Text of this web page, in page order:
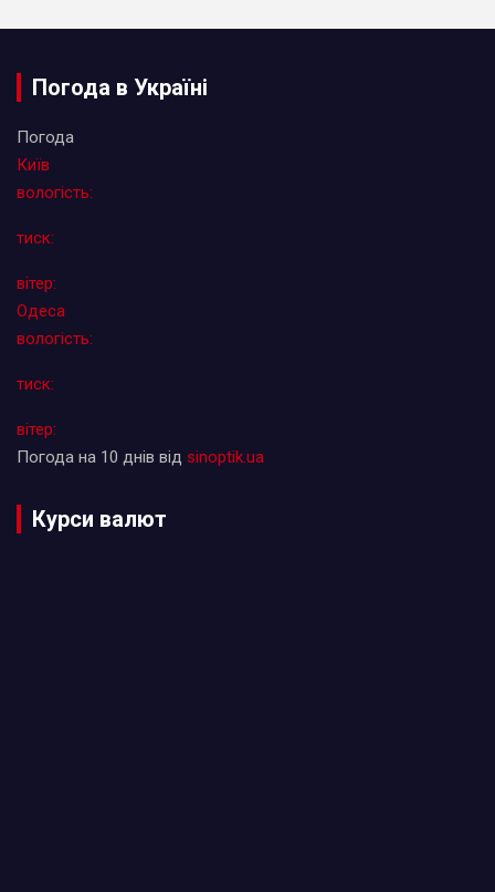
Погода в Україні
Погода
Київ
вологість:
тиск:
вітер:
Одеса
вологість:
тиск:
вітер:
Погода на 10 днів від sinoptik.ua
Курси валют